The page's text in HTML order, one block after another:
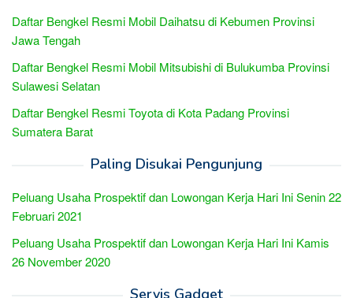
Daftar Bengkel Resmi Mobil Daihatsu di Kebumen Provinsi
Jawa Tengah
Daftar Bengkel Resmi Mobil Mitsubishi di Bulukumba Provinsi
Sulawesi Selatan
Daftar Bengkel Resmi Toyota di Kota Padang Provinsi
Sumatera Barat
Paling Disukai Pengunjung
Peluang Usaha Prospektif dan Lowongan Kerja Hari Ini Senin 22
Februari 2021
Peluang Usaha Prospektif dan Lowongan Kerja Hari Ini Kamis
26 November 2020
Servis Gadget